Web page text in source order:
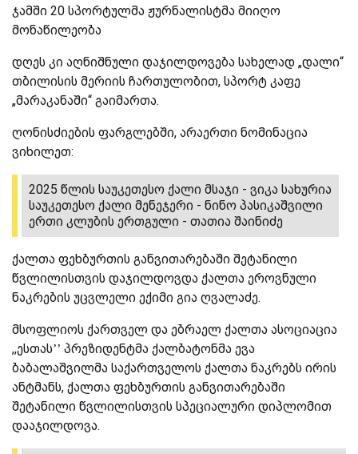
ჯამში 20 სპორტულმა ჟურნალისტმა მიიღო
მონაწილეობა
დღეს კი აღნიშნული დაჯილდოვება სახელად „დალი“
თბილისის მერიის ჩართულობით, სპორტ კაფე
„მარაკანაში“ გაიმართა.
ღონისძიების ფარგლებში, არაერთი ნომინაცია
ვიხილეთ:
2025 წლის საუკეთესო ქალი მსაჯი - ვიკა სახურია
საუკეთესო ქალი მენეჯერი - ნინო პასიკაშვილი
ერთი კლუბის ერთგული - თათია შაინიძე
ქალთა ფეხბურთის განვითარებაში შეტანილი
წვლილისთვის დაჯილდოვდა ქალთა ეროვნული
ნაკრების უცვლელი ექიმი გია ღვალაძე.
მსოფლიოს ქართველ და ებრაელ ქალთა ასოციაცია
,,ესთას’’ პრეზიდენტმა ქალბატონმა ევა
ბაბალაშვილმა საქართველოს ქალთა ნაკრებს ირის
ანტმანს, ქალთა ფეხბურთის განვითარებაში
შეტანილი წვლილისთვის სპეციალური დიპლომით
დააჯილდოვა.